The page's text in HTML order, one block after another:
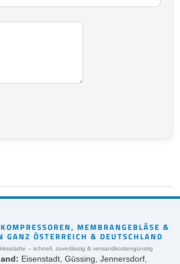
MEMBRANGEBLÄSE &
GANZ ÖSTERREICH & DEUTSCHLAND
– schnell, zuverlässig & versandkostengünstig
Eisenstadt, Güssing, Jennersdorf,